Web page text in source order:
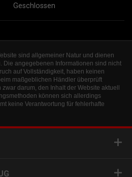
Geschlossen
sind allgemeiner Natur und dienen
Die angegebenen Informationen sind nicht
auf Vollständigkeit, haben keinen
maßgeblichen Händler überprüft
darum, den Inhalt der Website aktuell
können sich allerdings
keine Verantwortung für fehlerhafte